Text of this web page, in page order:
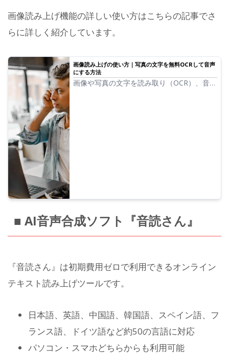
画像読み上げ機能の詳しい使い方はこちらの記事でさ
らに詳しく紹介しています。
画像読み上げの使い方｜写真の文字を無料OCRして音声
にする方法
画像や写真の文字を読み取り（OCR）、音声
■ AI音声合成ソフト『音読さん』
『音読さん』は初期費用ゼロで利用できるオンライン
テキスト読み上げツールです。
日本語、英語、中国語、韓国語、スペイン語、フ
ランス語、ドイツ語など約50の言語に対応
パソコン・スマホどちらからも利用可能